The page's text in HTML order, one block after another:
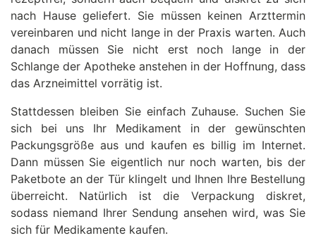
nach Hause geliefert. Sie müssen keinen Arzttermin
vereinbaren und nicht lange in der Praxis warten. Auch
danach müssen Sie nicht erst noch lange in der
Schlange der Apotheke anstehen in der Hoffnung, dass
das Arzneimittel vorrätig ist.
Stattdessen bleiben Sie einfach Zuhause. Suchen Sie
sich bei uns Ihr Medikament in der gewünschten
Packungsgröße aus und kaufen es billig im Internet.
Dann müssen Sie eigentlich nur noch warten, bis der
Paketbote an der Tür klingelt und Ihnen Ihre Bestellung
überreicht. Natürlich ist die Verpackung diskret,
sodass niemand Ihrer Sendung ansehen wird, was Sie
sich für Medikamente kaufen.